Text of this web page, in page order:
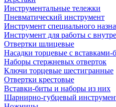
Инструментальные тележки
Пневматический инструмент
Инструмент специального
Инструмент для работы с
Отвертки шлицевые
Насадки торцевые с вставками-
Наборы стержневых отверток
Ключи торцевые шестигранные
Отвертки крестовые
Вставки-биты и наборы из них
Шарнирно-губцевый